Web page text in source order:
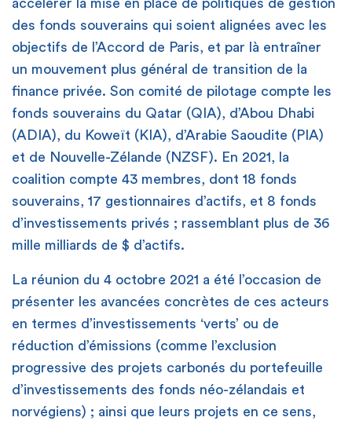
des fonds souverains qui soient alignées avec les
objectifs de l’Accord de Paris, et par là entraîner
un mouvement plus général de transition de la
finance privée. Son comité de pilotage compte les
fonds souverains du Qatar (QIA), d’Abou Dhabi
(ADIA), du Koweït (KIA), d’Arabie Saoudite (PIA)
et de Nouvelle-Zélande (NZSF). En 2021, la
coalition compte 43 membres, dont 18 fonds
souverains, 17 gestionnaires d’actifs, et 8 fonds
d’investissements privés ; rassemblant plus de 36
mille milliards de $ d’actifs.
La réunion du 4 octobre 2021 a été l’occasion de
présenter les avancées concrètes de ces acteurs
en termes d’investissements ‘verts’ ou de
réduction d’émissions (comme l’exclusion
progressive des projets carbonés du portefeuille
d’investissements des fonds néo-zélandais et
norvégiens) ; ainsi que leurs projets en ce sens,